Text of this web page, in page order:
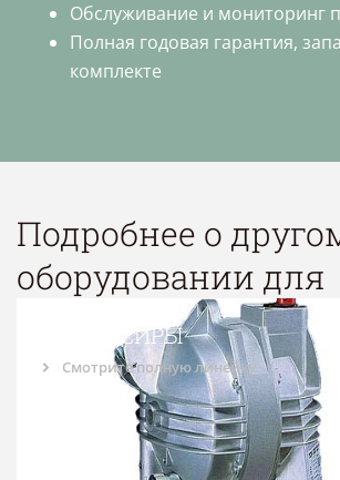
Обслуживание и мониторинг
Полная годовая гарантия,
комплекте
Подробнее о
оборудовании для
БАЛАНСИРЫ
Смотрите полную линейку